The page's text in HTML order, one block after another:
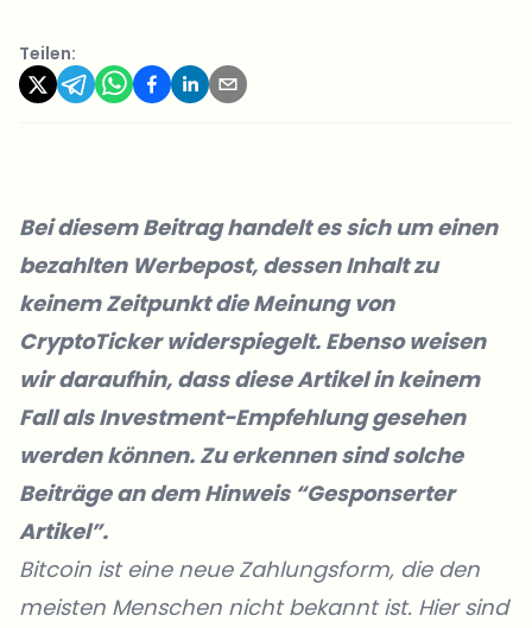
Teilen:
Bei diesem Beitrag handelt es sich um einen
bezahlten Werbepost, dessen Inhalt zu
keinem Zeitpunkt die Meinung von
CryptoTicker widerspiegelt. Ebenso weisen
wir daraufhin, dass diese Artikel in keinem
Fall als Investment-Empfehlung gesehen
werden können. Zu erkennen sind solche
Beiträge an dem Hinweis “Gesponserter
Artikel”.
Bitcoin ist eine neue Zahlungsform, die den
meisten Menschen nicht bekannt ist. Hier sind